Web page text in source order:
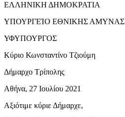
ΕΛΛΗΝΙΚΗ ΔΗΜΟΚΡΑΤΙΑ
ΥΠΟΥΡΓΕΊΟ ΕΘΝΙΚΗΣ ΑΜΥΝΑΣ
ΥΦΥΠΟΥΡΓΟΣ
Κύριο Κωνσταντίνο Τζιούμη
Δήμαρχο Τρίπολης
Αθήνα, 27 Ιουλίου 2021
Αξιότιμε κύριε Δήμαρχε,